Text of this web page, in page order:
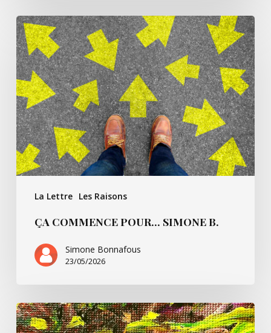
La Lettre Les Raisons
Ça
commence
pour…
Simone
B.
ÇA COMMENCE POUR… SIMONE B.
Simone Bonnafous
23/05/2026
Un
peu